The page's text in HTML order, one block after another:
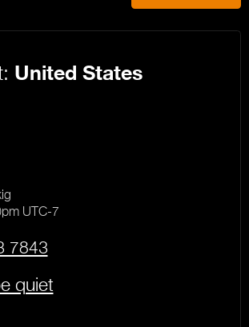
United States
UTC-7
7843
quiet